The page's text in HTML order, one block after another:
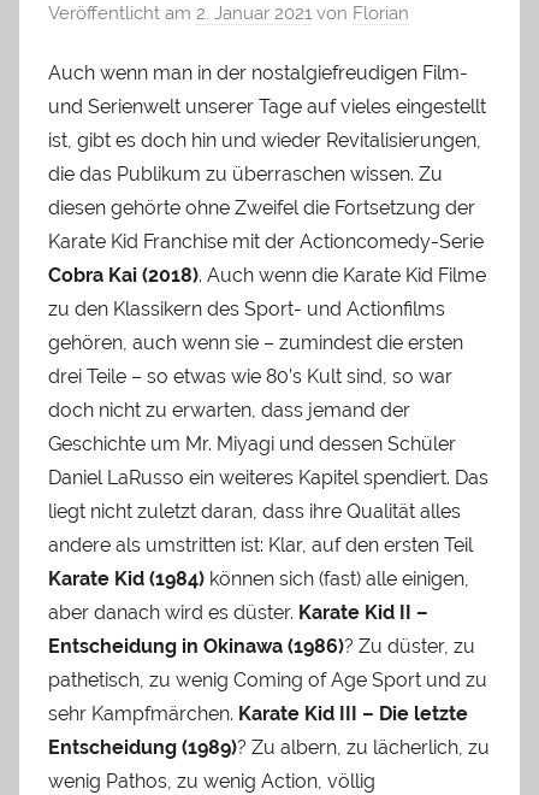
Veröffentlicht am 2. Januar 2021 von Florian
Auch wenn man in der nostalgiefreudigen Film-
und Serienwelt unserer Tage auf vieles eingestellt
ist, gibt es doch hin und wieder Revitalisierungen,
die das Publikum zu überraschen wissen. Zu
diesen gehörte ohne Zweifel die Fortsetzung der
Karate Kid Franchise mit der Actioncomedy-Serie
Cobra Kai (2018). Auch wenn die Karate Kid Filme
zu den Klassikern des Sport- und Actionfilms
gehören, auch wenn sie – zumindest die ersten
drei Teile – so etwas wie 80’s Kult sind, so war
doch nicht zu erwarten, dass jemand der
Geschichte um Mr. Miyagi und dessen Schüler
Daniel LaRusso ein weiteres Kapitel spendiert. Das
liegt nicht zuletzt daran, dass ihre Qualität alles
andere als umstritten ist: Klar, auf den ersten Teil
Karate Kid (1984) können sich (fast) alle einigen,
aber danach wird es düster. Karate Kid II –
Entscheidung in Okinawa (1986)? Zu düster, zu
pathetisch, zu wenig Coming of Age Sport und zu
sehr Kampfmärchen. Karate Kid III – Die letzte
Entscheidung (1989)? Zu albern, zu lächerlich, zu
wenig Pathos, zu wenig Action, völlig